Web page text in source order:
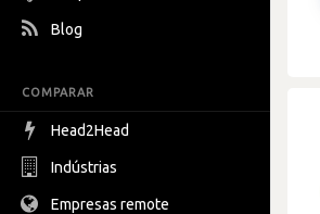
Blog
COMPARAR
Head2Head
Indústrias
Empresas remote